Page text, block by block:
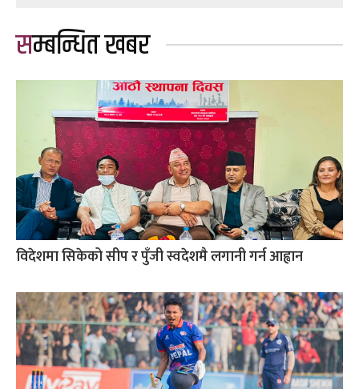
सम्बन्धित खबर
विदेशमा सिकेको सीप र पुँजी स्वदेशमै लगानी गर्न आह्वान